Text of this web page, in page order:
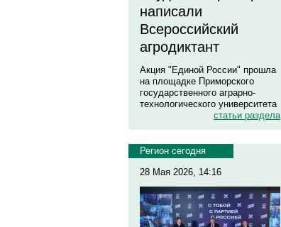
написали
Всероссийский
агродиктант
Акция "Единой России" прошла
на площадке Приморского
государственного аграрно-
технологического университета
статьи раздела
Регион сегодня
28 Мая 2026, 14:16